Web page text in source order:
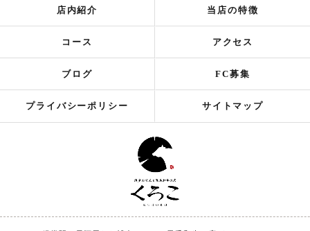
店内紹介 当店の特徴
コース アクセス
ブログ FC募集
プライバシーポリシー サイトマップ